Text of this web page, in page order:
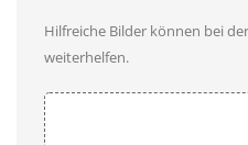
Hilfreiche Bilder können bei
weiterhelfen.